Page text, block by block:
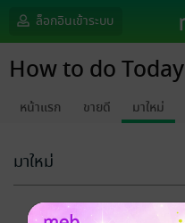
ล็อกอินเข้าระบบ
How to do Today
หน้าแรก ขายดี มาใหม่
มาใหม่